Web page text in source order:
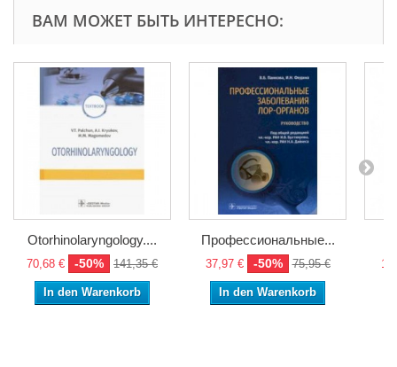
ВАМ МОЖЕТ БЫТЬ ИНТЕРЕСНО:
Otorhinolaryngology....
70,68 € -50% 141,35 €
In den Warenkorb
Профессиональные...
37,97 € -50% 75,95 €
In den Warenkorb